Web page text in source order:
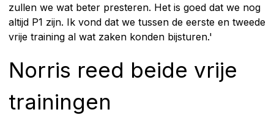
zullen we wat beter presteren. Het is goed dat we nog
altijd P1 zijn. Ik vond dat we tussen de eerste en tweede
vrije training al wat zaken konden bijsturen.'
Norris reed beide vrije
trainingen